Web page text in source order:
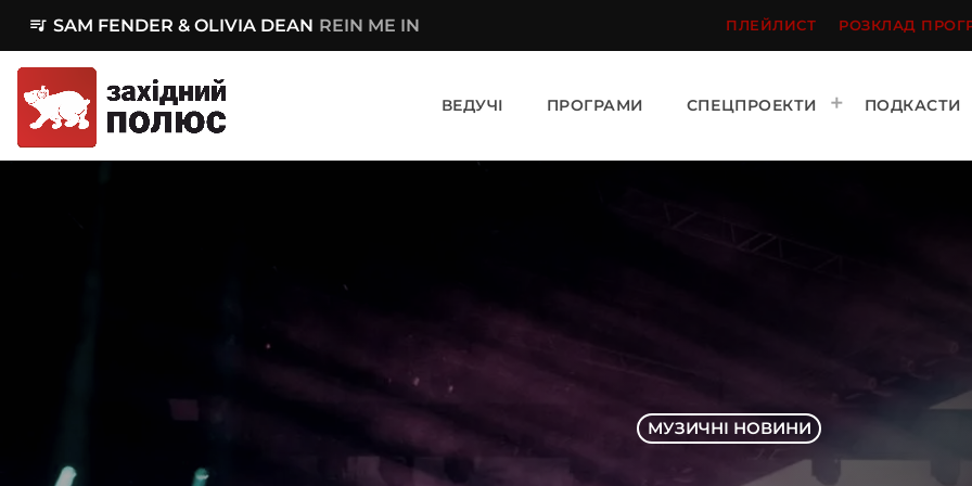
queue_music SAM FENDER & OLIVIA DEAN REIN ME IN ПЛЕЙЛИСТ РОЗКЛАД
ВЕДУЧІ ПРОГРАМИ СПЕЦПРОЕКТИ ПОДКАСТИ
МУЗИЧНІ НОВИНИ